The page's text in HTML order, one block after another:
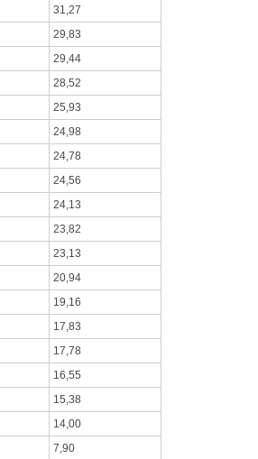
31,27
29,83
29,44
28,52
25,93
24,98
24,78
24,56
24,13
23,82
23,13
20,94
19,16
17,83
17,78
16,55
15,38
14,00
7,90